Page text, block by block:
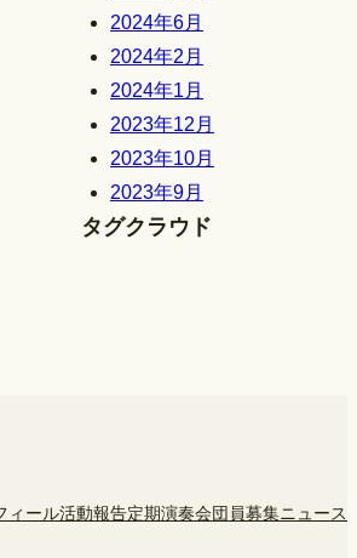
2024年6月
2024年2月
2024年1月
2023年12月
2023年10月
2023年9月
タグクラウド
ィール活動報告定期演奏会団員募集ニュース